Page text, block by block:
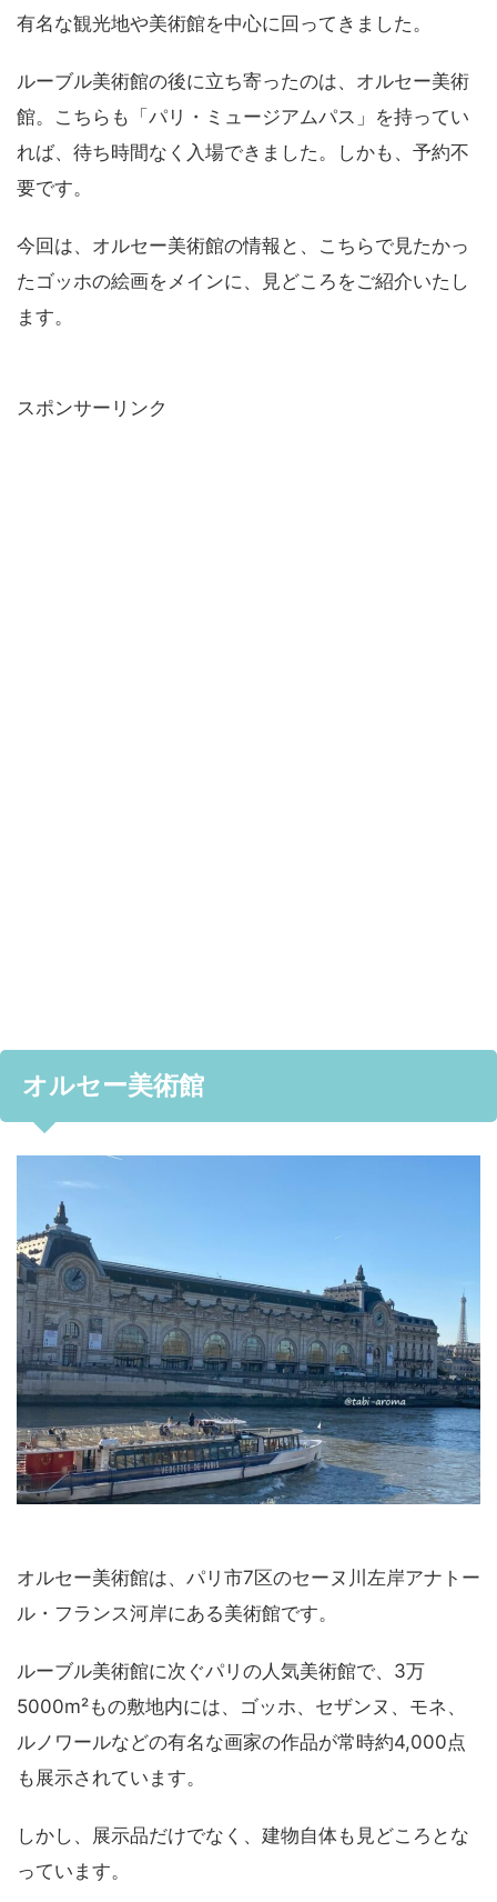
有名な観光地や美術館を中心に回ってきました。
ルーブル美術館の後に立ち寄ったのは、オルセー美術
館。こちらも「パリ・ミュージアムパス」を持ってい
れば、待ち時間なく入場できました。しかも、予約不
要です。
今回は、オルセー美術館の情報と、こちらで見たかっ
たゴッホの絵画をメインに、見どころをご紹介いたし
ます。
スポンサーリンク
オルセー美術館
オルセー美術館は、パリ市7区のセーヌ川左岸アナトー
ル・フランス河岸にある美術館です。
ルーブル美術館に次ぐパリの人気美術館で、3万
5000m²もの敷地内には、ゴッホ、セザンヌ、モネ、
ルノワールなどの有名な画家の作品が常時約4,000点
も展示されています。
しかし、展示品だけでなく、建物自体も見どころとな
っています。